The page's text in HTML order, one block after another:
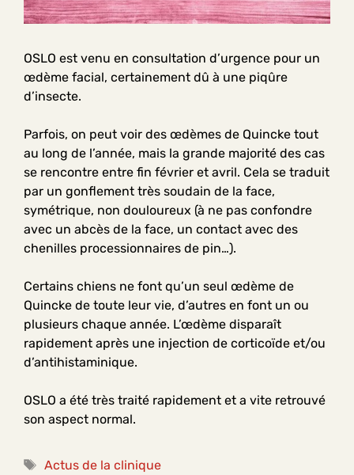
OSLO est venu en consultation d’urgence pour un
œdème facial, certainement dû à une piqûre
d’insecte.
Parfois, on peut voir des œdèmes de Quincke tout
au long de l’année, mais la grande majorité des cas
se rencontre entre fin février et avril. Cela se traduit
par un gonflement très soudain de la face,
symétrique, non douloureux (à ne pas confondre
avec un abcès de la face, un contact avec des
chenilles processionnaires de pin…).
Certains chiens ne font qu’un seul œdème de
Quincke de toute leur vie, d’autres en font un ou
plusieurs chaque année. L’œdème disparaît
rapidement après une injection de corticoïde et/ou
d’antihistaminique.
OSLO a été très traité rapidement et a vite retrouvé
son aspect normal.
Étiquettes
Actus de la clinique